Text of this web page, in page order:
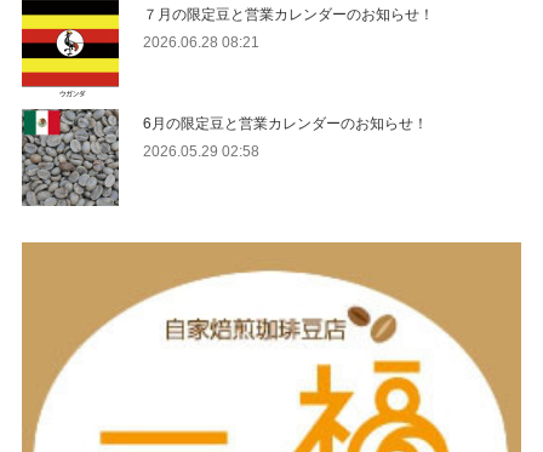
７月の限定豆と営業カレンダーのお知らせ！
2026.06.28 08:21
6月の限定豆と営業カレンダーのお知らせ！
2026.05.29 02:58